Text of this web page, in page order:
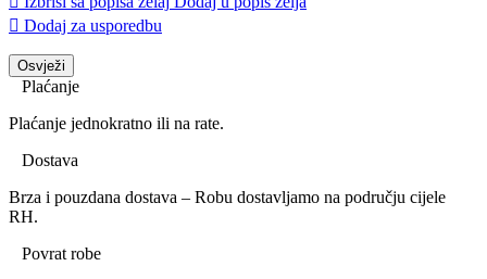
 Dodaj za usporedbu
Plaćanje
Plaćanje jednokratno ili na rate.
Dostava
Brza i pouzdana dostava – Robu dostavljamo na području cijele
RH.
Povrat robe